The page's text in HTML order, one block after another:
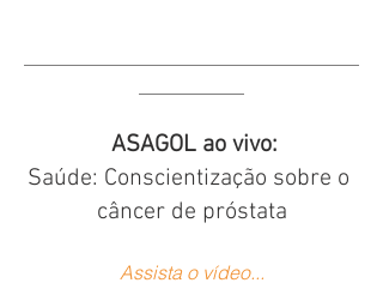
ASAGOL ao vivo:
Saúde: Conscientização sobre o
câncer de próstata
Assista o vídeo...